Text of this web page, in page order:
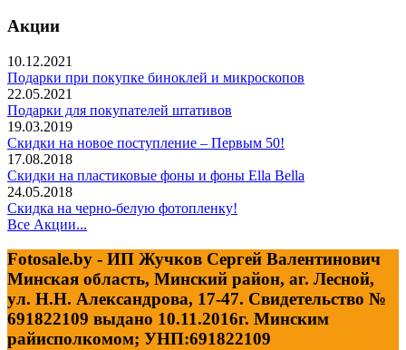
Акции
10.12.2021
Подарки при покупке биноклей и микроскопов
22.05.2021
Подарки для покупателей штативов
19.03.2019
Скидки на новое поступление – Первым 50!
17.08.2018
Скидки на пластиковые фоны и фоны Ella Bella
24.05.2018
Скидка на черно-белую фотопленку!
Все Акции...
Fotosale.by - ИП Жучков Сергей Валентинович
Минская область, Минский район, аг. Лесной,
ул. Н.Н. Александрова, 17-47. Свидетельство №
691822109 выдано 10.11.2016г. Минским
райисполкомом; УНП:691822109